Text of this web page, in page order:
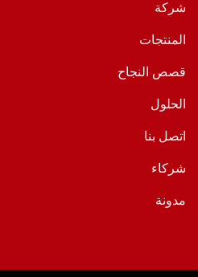
شركة
المنتجات
قصص النجاح
الحلول
اتصل بنا
شركاء
مدونة